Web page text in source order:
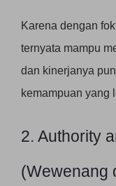
Karena dengan
ternyata mampu
dan kinerjanya
kemampuan yang
2. Authority
(Wewenang